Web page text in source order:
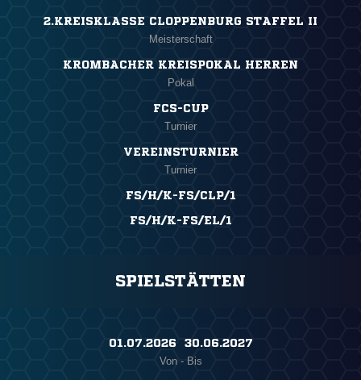
2.KREISKLASSE CLOPPENBURG STAFFEL II
Meisterschaft
KROMBACHER KREISPOKAL HERREN
Pokal
FCS-CUP
Turnier
VEREINSTURNIER
Turnier
FS/H/K-FS/CLP/1
FS/H/K-FS/EL/1
SPIELSTÄTTEN
01.07.2026 ​ 30.06.2027
Von - Bis